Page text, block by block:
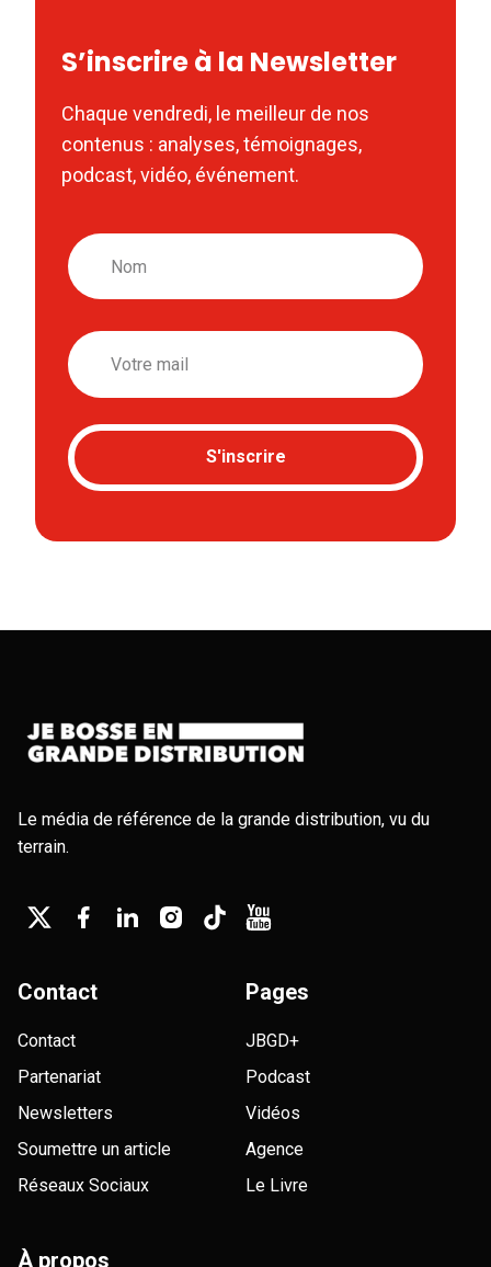
S’inscrire à la Newsletter
Chaque vendredi, le meilleur de nos
contenus : analyses, témoignages,
podcast, vidéo, événement.
Nom
Email
S'inscrire
Le média de référence de la grande distribution, vu du
terrain.
Contact
Contact
Partenariat
Newsletters
Soumettre un article
Réseaux Sociaux
Pages
JBGD+
Podcast
Vidéos
Agence
Le Livre
À propos